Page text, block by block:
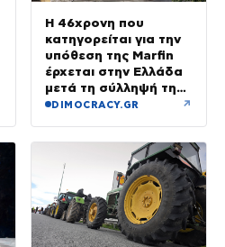
Η 46χρονη που
κατηγορείται για την
υπόθεση της Marfin
έρχεται στην Ελλάδα
μετά τη σύλληψή της
στο Λονδίνο
DIMOCRACY.GR ↗